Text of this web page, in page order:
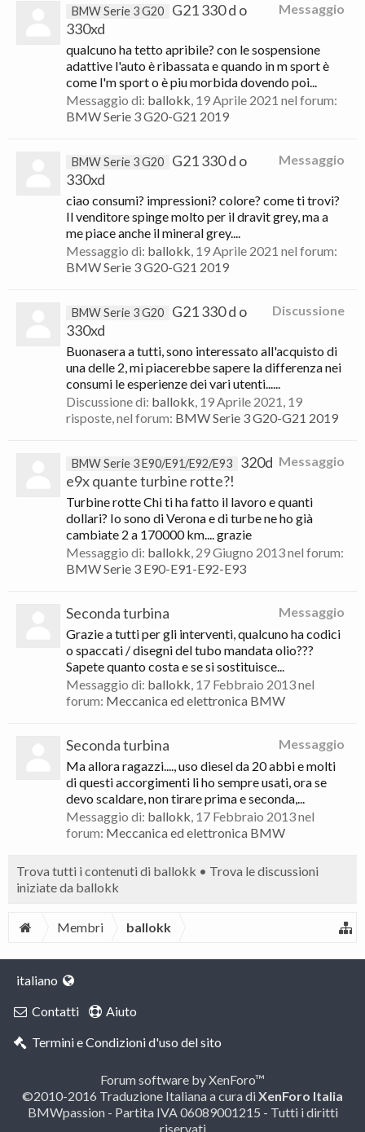
Messaggio
BMW Serie 3 G20
G21 330 d o
330xd
qualcuno ha tetto apribile? con le sospensione
adattive l'auto è ribassata e quando in m sport è
come l'm sport o è piu morbida dovendo poi...
Messaggio di: ballokk, 19 Aprile 2021 nel forum:
BMW Serie 3 G20-G21 2019
Messaggio
BMW Serie 3 G20
G21 330 d o
330xd
ciao consumi? impressioni? colore? come ti trovi?
Il venditore spinge molto per il dravit grey, ma a
me piace anche il mineral grey....
Messaggio di: ballokk, 19 Aprile 2021 nel forum:
BMW Serie 3 G20-G21 2019
Discussione
BMW Serie 3 G20
G21 330 d o
330xd
Buonasera a tutti, sono interessato all'acquisto di
una delle 2, mi piacerebbe sapere la differenza nei
consumi le esperienze dei vari utenti......
Discussione di: ballokk, 19 Aprile 2021, 19
risposte, nel forum: BMW Serie 3 G20-G21 2019
Messaggio
BMW Serie 3 E90/E91/E92/E93
320d
e9x quante turbine rotte?!
Turbine rotte Chi ti ha fatto il lavoro e quanti
dollari? Io sono di Verona e di turbe ne ho già
cambiate 2 a 170000 km.... grazie
Messaggio di: ballokk, 29 Giugno 2013nel forum:
BMW Serie 3 E90-E91-E92-E93
Messaggio
Seconda turbina
Grazie a tutti per gli interventi, qualcuno ha codici
o spaccati / disegni del tubo mandata olio???
Sapete quanto costa e se si sostituisce...
Messaggio di: ballokk, 17 Febbraio 2013nel
forum: Meccanica ed elettronica BMW
Messaggio
Seconda turbina
Ma allora ragazzi...., uso diesel da 20 abbi e molti
di questi accorgimenti li ho sempre usati, ora se
devo scaldare, non tirare prima e seconda,...
Messaggio di: ballokk, 17 Febbraio 2013nel
forum: Meccanica ed elettronica BMW
Trova tutti i contenuti di ballokk
Trova le discussioni
iniziate da ballokk
Membri ballokk
italiano
Contatti
Aiuto
Termini e Condizioni d'uso del sito
Forum software by XenForo™
©2010-2016 Traduzione Italiana a cura diXenForo Italia
BMWpassion - Partita IVA 06089001215 - Tutti i diritti
riservati